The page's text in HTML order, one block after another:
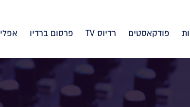
פודקאסטים רדיוס TV פרסום ברדיו